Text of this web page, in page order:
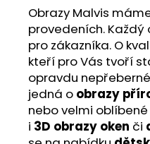
Obrazy Malvis
provedeních.
pro zákazníka. O
kteří pro Vás tvoří
opravdu
jedná o obrazy
nebo velmi oblíbené
i 3D obrazy oken či